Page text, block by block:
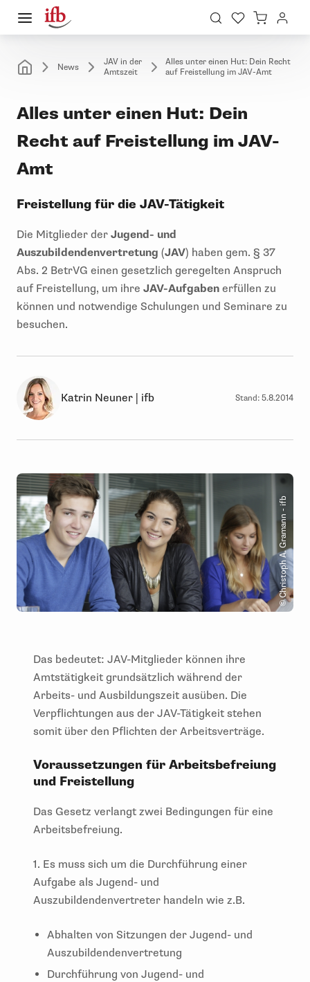
News
JAV in der
Amtszeit
Alles unter einen Hut: Dein Recht
auf Freistellung im JAV-Amt
Alles unter einen Hut: Dein
Recht auf Freistellung im JAV-
Amt
Freistellung für die JAV-Tätigkeit
Die Mitglieder der Jugend- und
Auszubildendenvertretung (JAV) haben gem. § 37
Abs. 2 BetrVG einen gesetzlich geregelten Anspruch
auf Freistellung, um ihre JAV-Aufgaben erfüllen zu
können und notwendige Schulungen und Seminare zu
besuchen.
Katrin Neuner | ifb Stand: 5.8.2014
© Christoph A. Gramann - ifb
Das bedeutet: JAV-Mitglieder können ihre
Amtstätigkeit grundsätzlich während der
Arbeits- und Ausbildungszeit ausüben. Die
Verpflichtungen aus der JAV-Tätigkeit stehen
somit über den Pflichten der Arbeitsverträge.
Voraussetzungen für Arbeitsbefreiung
und Freistellung
Das Gesetz verlangt zwei Bedingungen für eine
Arbeitsbefreiung.
1. Es muss sich um die Durchführung einer
Aufgabe als Jugend- und
Auszubildendenvertreter handeln wie z.B.
Abhalten von Sitzungen der Jugend- und
Auszubildendenvertretung
Durchführung von Jugend- und